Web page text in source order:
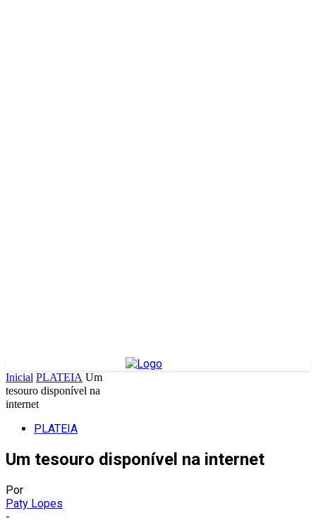
Inicial PLATEIA Um
tesouro disponível na
internet
PLATEIA
Um tesouro disponível na internet
Por
Paty Lopes
-